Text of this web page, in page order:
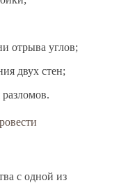
отрыва углов;
двух стен;
с одной из